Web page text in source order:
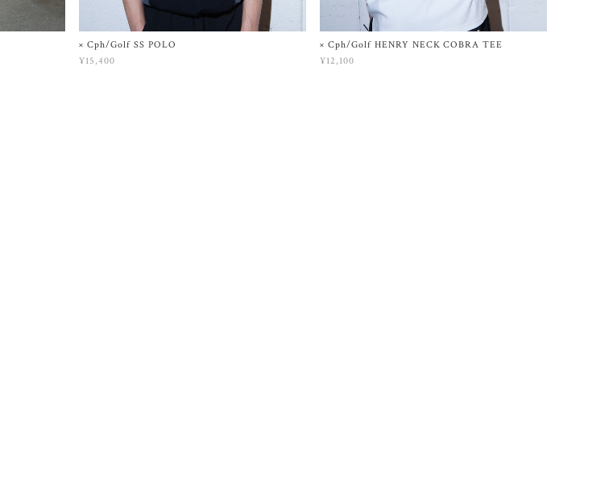
× Cph/Golf SS POLO
¥15,400
× Cph/Golf HENRY NECK COBRA TEE
¥12,100